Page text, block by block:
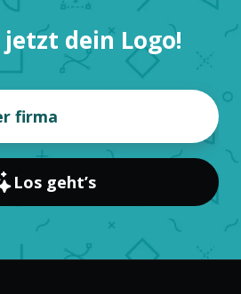
dein Logo!
Los geht’s